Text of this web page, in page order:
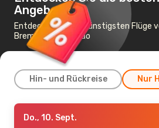
Angebote
Entdecken Sie die günstigsten Flüge
Bremen nach Davao
Hin- und Rückreise Nur
Do., 10. Sept.
Do., 10. Sept.